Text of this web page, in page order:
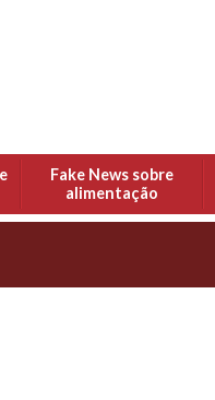
Fake News sobre
alimentação